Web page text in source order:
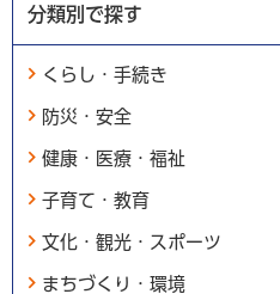
分類別で探す
くらし・手続き
防災・安全
健康・医療・福祉
子育て・教育
文化・観光・スポーツ
まちづくり・環境